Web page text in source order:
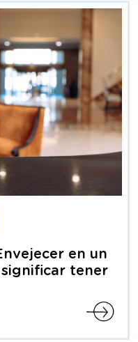
en un
tener